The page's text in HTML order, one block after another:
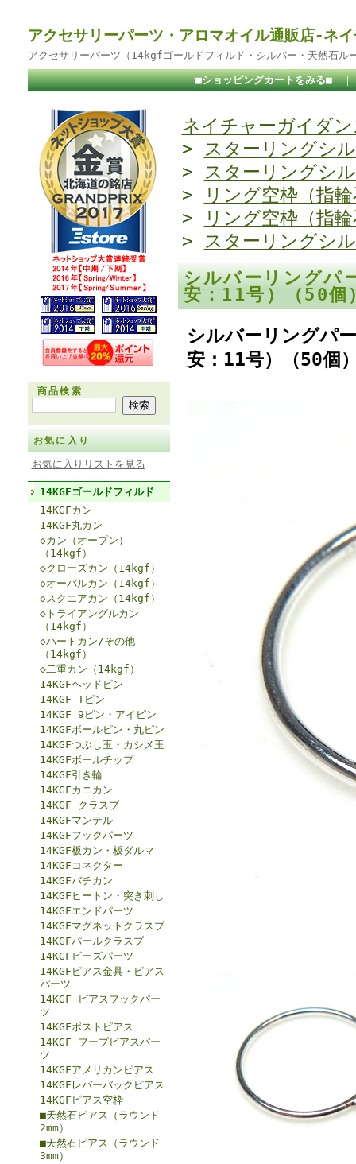
アクセサリーパーツ・アロマオイル通販店-ネ
アクセサリーパーツ（14kgfゴールドフィルド・シルバー・天然石ル
■ショッピングカートをみる■
商品検索
お気に入り
お気に入りリストを見る
14KGFゴールドフィルド
14KGFカン
14KGF丸カン
◇カン（オープン）
（14kgf）
◇クローズカン（14kgf）
◇オーバルカン（14kgf）
◇スクエアカン（14kgf）
◇トライアングルカン
（14kgf）
◇ハートカン/その他
（14kgf）
◇二重カン（14kgf）
14KGFヘッドピン
14KGF Tピン
14KGF 9ピン・アイピン
14KGFボールピン・丸ピン
14KGFつぶし玉・カシメ玉
14KGFボールチップ
14KGF引き輪
14KGFカニカン
14KGF クラスプ
14KGFマンテル
14KGFフックパーツ
14KGF板カン・板ダルマ
14KGFコネクター
14KGFバチカン
14KGFヒートン・突き刺し
14KGFエンドパーツ
14KGFマグネットクラスプ
14KGFパールクラスプ
14KGFビーズパーツ
14KGFピアス金具・ピアス
パーツ
14KGF ピアスフックパー
ツ
14KGFポストピアス
14KGF フープピアスパー
ツ
14KGFアメリカンピアス
14KGFレバーバックピアス
14KGFピアス空枠
■天然石ピアス（ラウンド
2mm）
■天然石ピアス（ラウンド
3mm）
ネイチャーガイダン
> スターリングシ
> スターリングシ
>
リング空枠（指
>
リング空枠（指
> スターリングシ
シルバーリングパ
安：11号）（50
シルバーリングパ
安：11号）（50個